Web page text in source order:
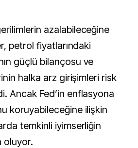
azalabileceğine
petrol fiyatlarındaki
güçlü bilançosu ve
halka arz girişimleri risk
Ancak Fed’in enflasyona
koruyabileceğine ilişkin
temkinli iyimserliğin
oluyor.